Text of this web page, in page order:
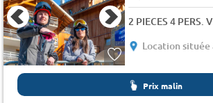
2 PIECES 4 PERS.
Location située
Prix malin